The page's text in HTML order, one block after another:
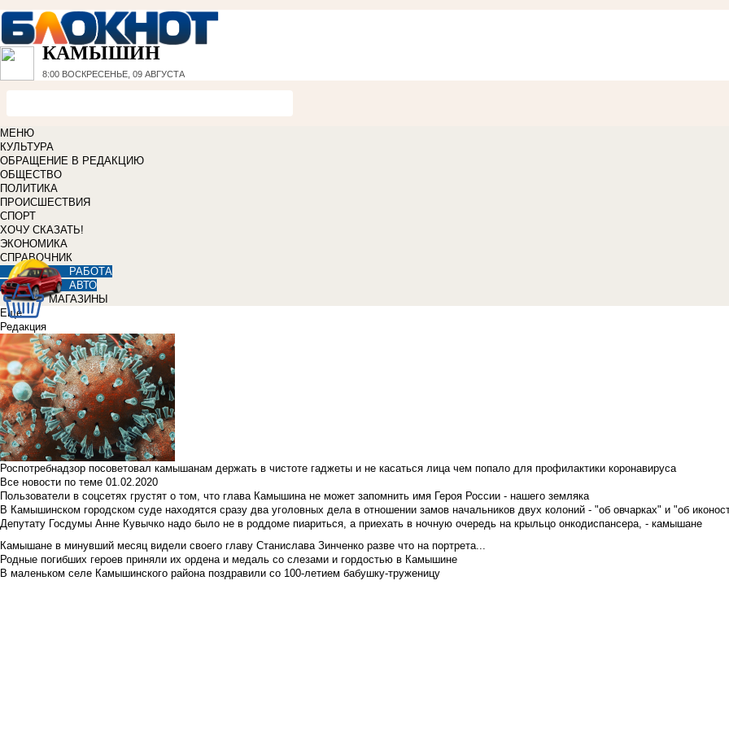
КАМЫШИН
8:00 ВОСКРЕСЕНЬЕ, 09 АВГУСТА
МЕНЮ
КУЛЬТУРА
ОБРАЩЕНИЕ В РЕДАКЦИЮ
ОБЩЕСТВО
ПОЛИТИКА
ПРОИСШЕСТВИЯ
СПОРТ
ХОЧУ СКАЗАТЬ!
ЭКОНОМИКА
СПРАВОЧНИК
РАБОТА
АВТО
МАГАЗИНЫ
Еще
Редакция
Роспотребнадзор посоветовал камышанам держать в чистоте гаджеты и не касаться лица чем попало для профилактики коронавируса
Все новости по теме 01.02.2020
Пользователи в соцсетях грустят о том, что глава Камышина не может запомнить имя Героя России - нашего земляка
В Камышинском городском суде находятся сразу два уголовных дела в отношении замов начальников двух колоний - "об овчарках" и "об
Депутату Госдумы Анне Кувычко надо было не в роддоме пиариться, а приехать в ночную очередь на крыльцо онкодиспансера, - камышане
Камышане в минувший месяц видели своего главу Станислава Зинченко разве что на портрета...
Родные погибших героев приняли их ордена и медаль со слезами и гордостью в Камышине
В маленьком селе Камышинского района поздравили со 100-летием бабушку-труженицу